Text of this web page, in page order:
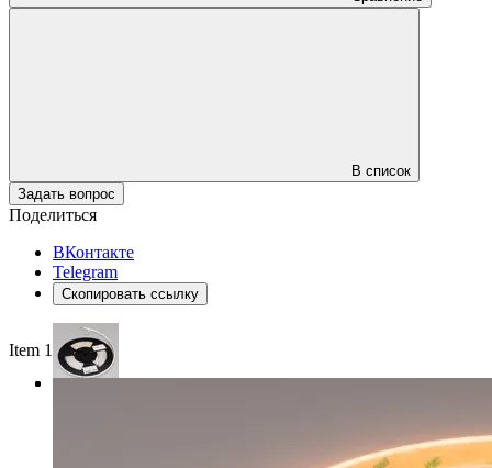
В список
Задать вопрос
Поделиться
ВКонтакте
Telegram
Скопировать ссылку
Item 1 of 3